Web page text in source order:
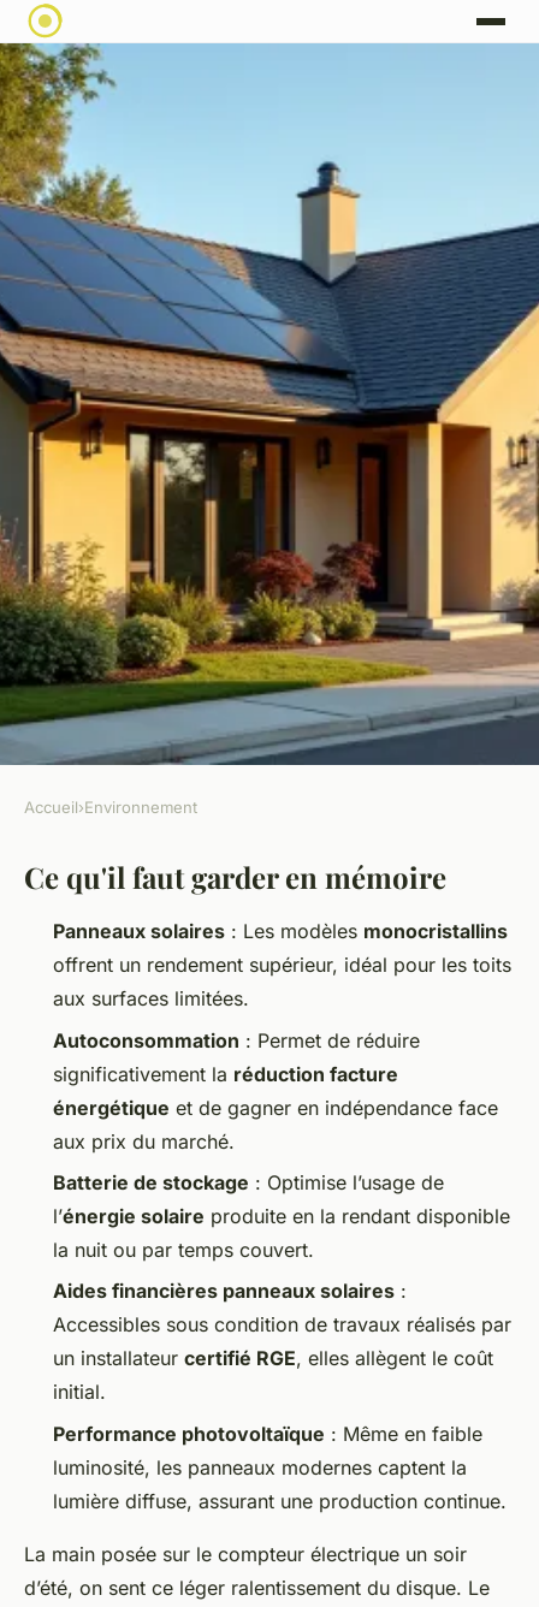
Pourquoi investir dans un
panneau solaire
photovoltaïque pourrait vous
surprendre
Accueil›Environnement
Ce qu'il faut garder en mémoire
Panneaux solaires : Les modèles monocristallins
offrent un rendement supérieur, idéal pour les toits
aux surfaces limitées.
Autoconsommation : Permet de réduire
significativement la réduction facture
énergétique et de gagner en indépendance face
aux prix du marché.
Batterie de stockage : Optimise l’usage de
l’énergie solaire produite en la rendant disponible
la nuit ou par temps couvert.
Aides financières panneaux solaires :
Accessibles sous condition de travaux réalisés par
un installateur certifié RGE, elles allègent le coût
initial.
Performance photovoltaïque : Même en faible
luminosité, les panneaux modernes captent la
lumière diffuse, assurant une production continue.
La main posée sur le compteur électrique un soir
d’été, on sent ce léger ralentissement du disque. Le